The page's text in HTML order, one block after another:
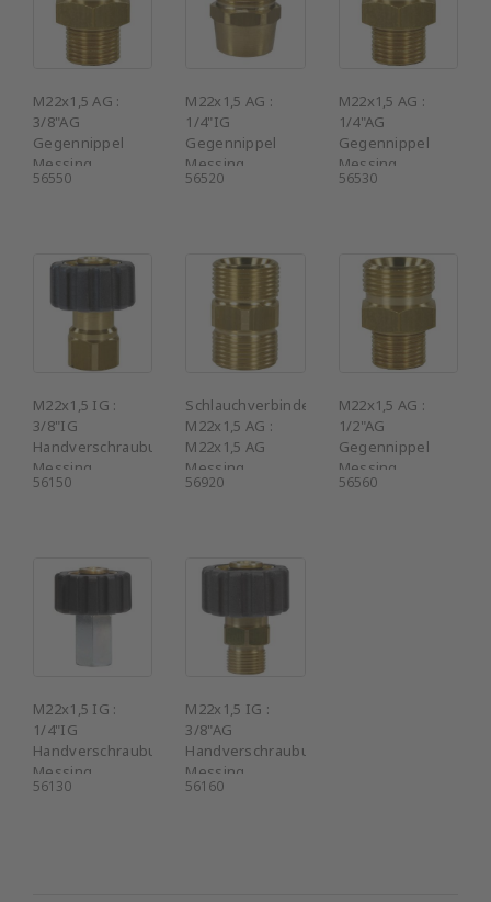
M22x1,5 AG :
3/8"AG
Gegennippel
Messing
56550
M22x1,5 AG :
1/4"IG
Gegennippel
Messing
56520
M22x1,5 AG :
1/4"AG
Gegennippel
Messing
56530
M22x1,5 IG :
3/8"IG
Handverschraubung
Messing
56150
Schlauchverbinder
M22x1,5 AG :
M22x1,5 AG
Messing
56920
M22x1,5 AG :
1/2"AG
Gegennippel
Messing
56560
M22x1,5 IG :
1/4"IG
Handverschraubung
Messing
56130
M22x1,5 IG :
3/8"AG
Handverschraubung
Messing
56160